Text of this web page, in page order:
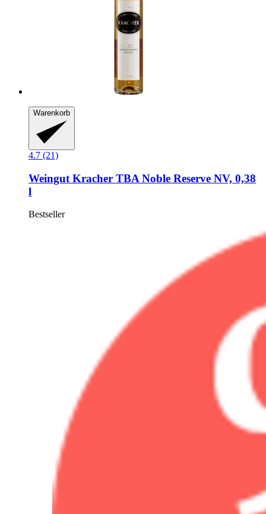
Warenkorb
4.7 (21)
Weingut Kracher TBA Noble Reserve NV, 0,38
l
Bestseller